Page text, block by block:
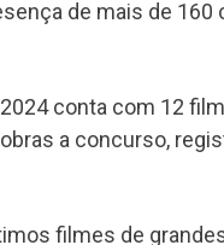
de mais de 160
conta com 12
a concurso,
filmes de